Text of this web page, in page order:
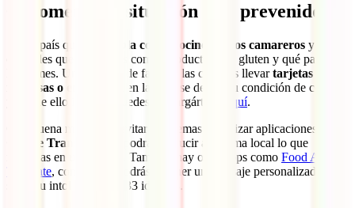
6. Comenta tu situación y ve prevenido
Sea el país que sea, habla con el cocinero o los camareros y
cuéntales que no puedes comer productos con gluten y qué pasa si
los comes. Una manera de facilitar las cosas es llevartarjetas
impresas o en el móvil
en las que se detalla tu condición de celíaco
y lo que ello implica. Puedes descargártelas
aquí.
Otra buena manera de evitar problemas es utilizar aplicaciones como
Google Translate
. Así podrás traducir al idioma local lo que
necesitas en un instante. También hay otras apps como Food Allergy
Translate, con las que podrás obtener un mensaje personalizado
sobre tu intolerancia en 33 idiomas.